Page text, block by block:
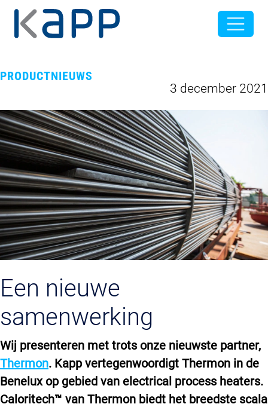
PRODUCTNIEUWS
3 december 2021
Een nieuwe
samenwerking
Wij presenteren met trots onze nieuwste partner,
Thermon. Kapp vertegenwoordigt Thermon in de
Benelux op gebied van electrical process heaters.
Caloritech™ van Thermon biedt het breedste scala